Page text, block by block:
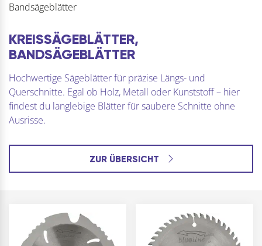
Bandsägeblätter
KREISSÄGEBLÄTTER,
BANDSÄGEBLÄTTER
Hochwertige Sägeblätter für präzise Längs- und
Querschnitte. Egal ob Holz, Metall oder Kunststoff – hier
findest du langlebige Blätter für saubere Schnitte ohne
Ausrisse.
ZUR ÜBERSICHT